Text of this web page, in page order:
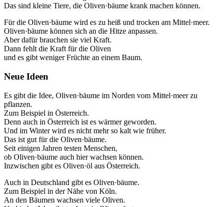
Das sind kleine Tiere, die Oliven·bäume krank machen können.
Für die Oliven·bäume wird es zu heiß und trocken am Mittel·meer.
Oliven·bäume können sich an die Hitze anpassen.
Aber dafür brauchen sie viel Kraft.
Dann fehlt die Kraft für die Oliven
und es gibt weniger Früchte an einem Baum.
Neue Ideen
Es gibt die Idee, Oliven·bäume im Norden vom Mittel·meer zu
pflanzen.
Zum Beispiel in Österreich.
Denn auch in Österreich ist es wärmer geworden.
Und im Winter wird es nicht mehr so kalt wie früher.
Das ist gut für die Oliven·bäume.
Seit einigen Jahren testen Menschen,
ob Oliven·bäume auch hier wachsen können.
Inzwischen gibt es Oliven·öl aus Österreich.
Auch in Deutschland gibt es Oliven·bäume.
Zum Beispiel in der Nähe von Köln.
An den Bäumen wachsen viele Oliven.